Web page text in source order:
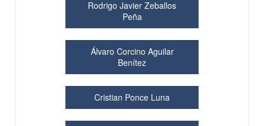
Rodrigo Javier Zeballos
Peña
Álvaro Corcino Aguilar
Benítez
Cristian Ponce Luna